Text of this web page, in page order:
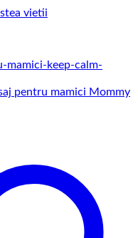
vietii